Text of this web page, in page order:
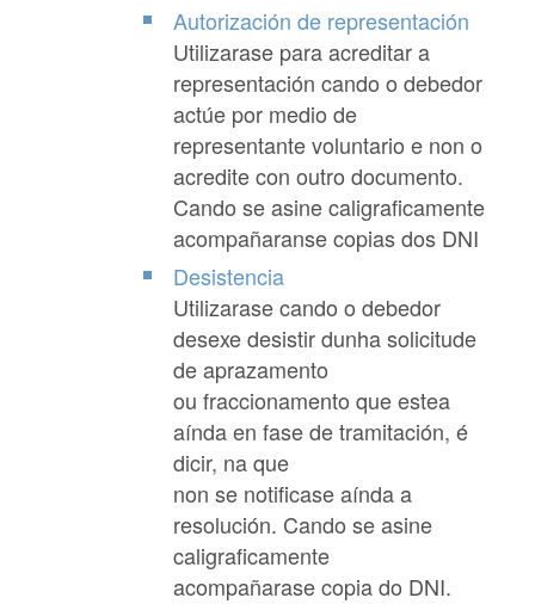
Autorización de representación
Utilizarase para acreditar a
representación cando o debedor
actúe por medio de
representante voluntario e non o
acredite con outro documento.
Cando se asine caligraficamente
acompañaranse copias dos DNI
Desistencia
Utilizarase cando o debedor
desexe desistir dunha solicitude
de aprazamento
ou fraccionamento que estea
aínda en fase de tramitación, é
dicir, na que
non se notificase aínda a
resolución. Cando se asine
caligraficamente
acompañarase copia do DNI.